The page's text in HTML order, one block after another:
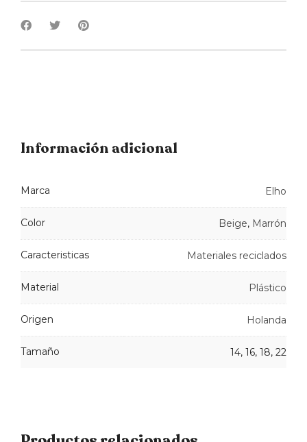
Información adicional
Marca Elho
Color Beige, Marrón
Caracteristicas Materiales reciclados
Material Plástico
Origen Holanda
Tamaño 14, 16, 18, 22